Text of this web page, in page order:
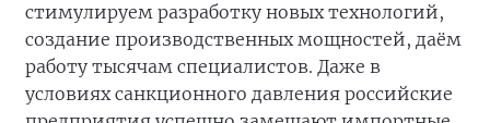
стимулируем разработку новых технологий,
создание производственных мощностей, даём
работу тысячам специалистов. Даже в
условиях санкционного давления российские